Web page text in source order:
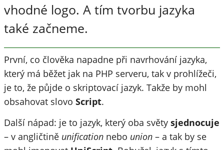
vhodné logo. A tím tvorbu jazyka
také začneme.
První, co člověka napadne při navrhování jazyka,
který má běžet jak na PHP serveru, tak v prohlížeči,
je to, že půjde o skriptovací jazyk. Takže by mohl
obsahovat slovo Script.
Další nápad: je to jazyk, který oba světy sjednocuje
– v angličtině unification nebo union – a tak by se